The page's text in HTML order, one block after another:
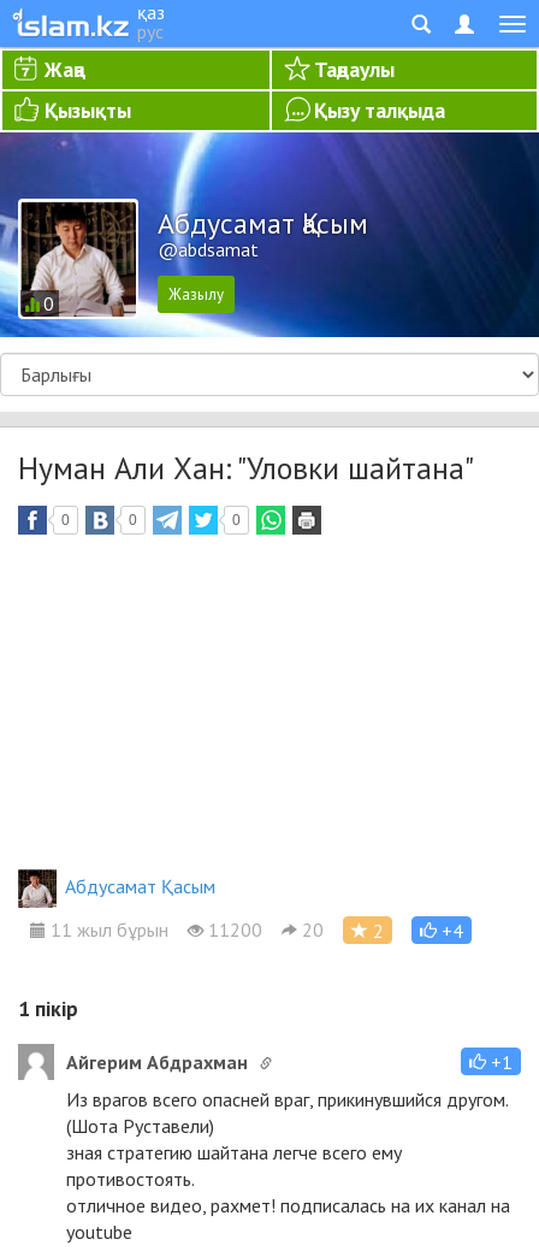
қаз
рус
Жаңа
Таңдаулы
Қызықты
Қызу талқыда
0
Абдусамат Қасым
@abdsamat
Нуман Али Хан: "Уловки шайтана"
0 0 0
Абдусамат Қасым
11 жыл бұрын
11200 20 2 +4
1 пікір
Айгерим Абдрахман
+1
Из врагов всего опасней враг, прикинувшийся другом.
(Шота Руставели)
зная стратегию шайтана легче всего ему
противостоять.
отличное видео, рахмет! подписалась на их канал на
youtube